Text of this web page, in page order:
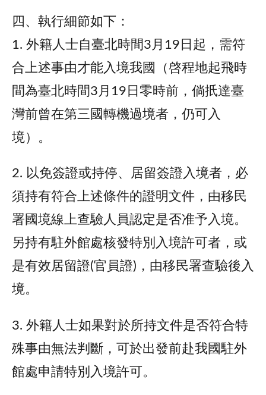
四、執行細節如下：
1. 外籍人士自臺北時間3月19日起，需符
合上述事由才能入境我國（啓程地起飛時
間為臺北時間3月19日零時前，倘扺達臺
灣前曾在第三國轉機過境者，仍可入
境）。
2. 以免簽證或持停、居留簽證入境者，必
須持有符合上述條件的證明文件，由移民
署國境線上查驗人員認定是否准予入境。
另持有駐外館處核發特別入境許可者，或
是有效居留證(官員證)，由移民署查驗後入
境。
3. 外籍人士如果對於所持文件是否符合特
殊事由無法判斷，可於出發前赴我國駐外
館處申請特別入境許可。